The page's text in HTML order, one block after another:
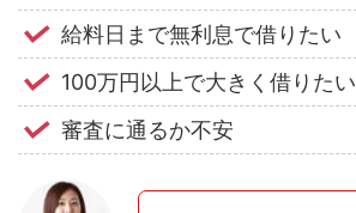
給料日まで無利息で借りたい
100万円以上で大きく借りたい
審査に通るか不安